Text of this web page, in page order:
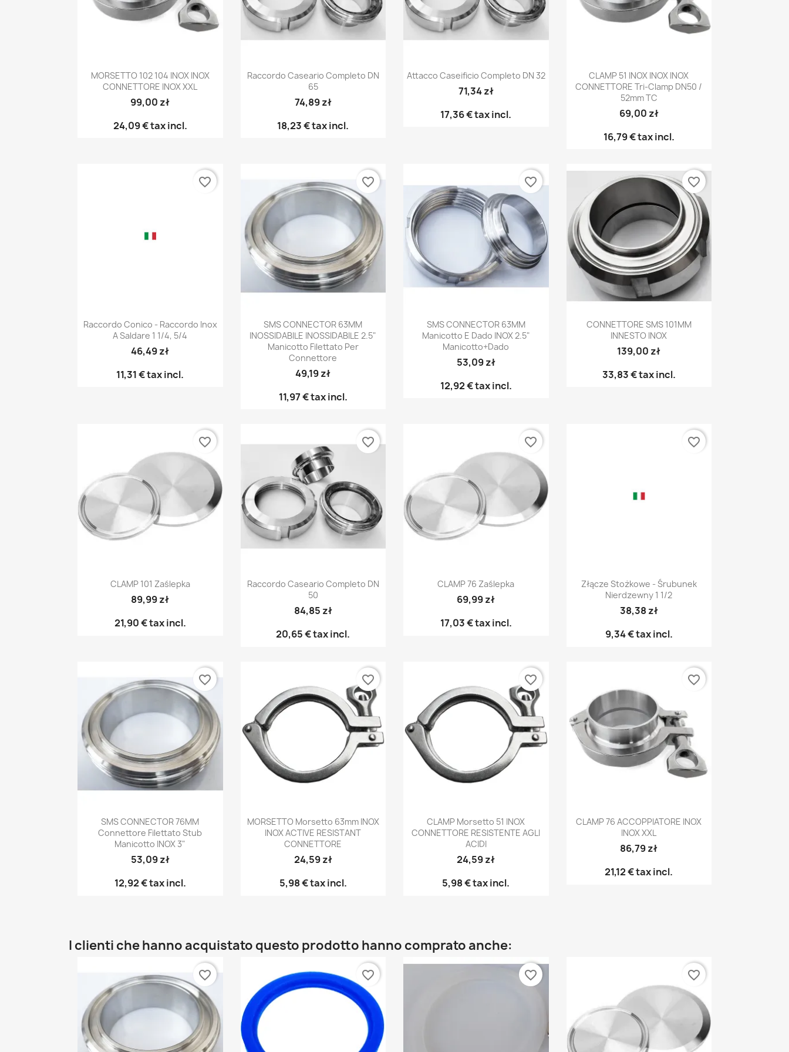
Anteprima
MORSETTO 102 104 INOX INOX
CONNETTORE INOX XXL
99,00 zł
24,09 €tax incl.
Anteprima
Raccordo Caseario Completo DN
65
74,89 zł
18,23 €tax incl.
Anteprima
Attacco Caseificio Completo DN 32
71,34 zł
17,36 €tax incl.
Anteprima
CLAMP 51 INOX INOX INOX
CONNETTORE Tri-Clamp DN50 /
52mm TC
69,00 zł
16,79 €tax incl.
Anteprima
Raccordo Conico - Raccordo Inox
A Saldare 1 1/4, 5/4
46,49 zł
11,31 €tax incl.
favorite_border
Anteprima
SMS CONNECTOR 63MM
INOSSIDABILE INOSSIDABILE 2.5"
Manicotto Filettato Per
Connettore
49,19 zł
11,97 €tax incl.
favorite_border
Anteprima
SMS CONNECTOR 63MM
Manicotto E Dado INOX 2.5"
Manicotto+dado
53,09 zł
12,92 €tax incl.
favorite_border
Anteprima
CONNETTORE SMS 101MM
INNESTO INOX
139,00 zł
33,83 €tax incl.
favorite_border
Anteprima
CLAMP 101 Zaślepka
89,99 zł
21,90 €tax incl.
favorite_border
Anteprima
Raccordo Caseario Completo DN
50
84,85 zł
20,65 €tax incl.
favorite_border
Anteprima
CLAMP 76 Zaślepka
69,99 zł
17,03 €tax incl.
favorite_border
Anteprima
Złącze Stożkowe - Śrubunek
Nierdzewny 1 1/2
38,38 zł
9,34 €tax incl.
favorite_border
Anteprima
SMS CONNECTOR 76MM
Connettore Filettato Stub
Manicotto INOX 3"
53,09 zł
12,92 €tax incl.
favorite_border
Anteprima
MORSETTO Morsetto 63mm INOX
INOX ACTIVE RESISTANT
CONNETTORE
24,59 zł
5,98 €tax incl.
favorite_border
Anteprima
CLAMP Morsetto 51 INOX
CONNETTORE RESISTENTE AGLI
ACIDI
24,59 zł
5,98 €tax incl.
favorite_border
Anteprima
CLAMP 76 ACCOPPIATORE INOX
INOX XXL
86,79 zł
21,12 €tax incl.
favorite_border
I clienti che hanno acquistato questo prodotto hanno comprato anche:
favorite_border favorite_border favorite_border favorite_border